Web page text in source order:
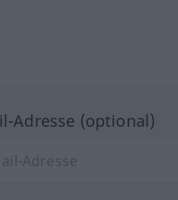
Adresse (optional)